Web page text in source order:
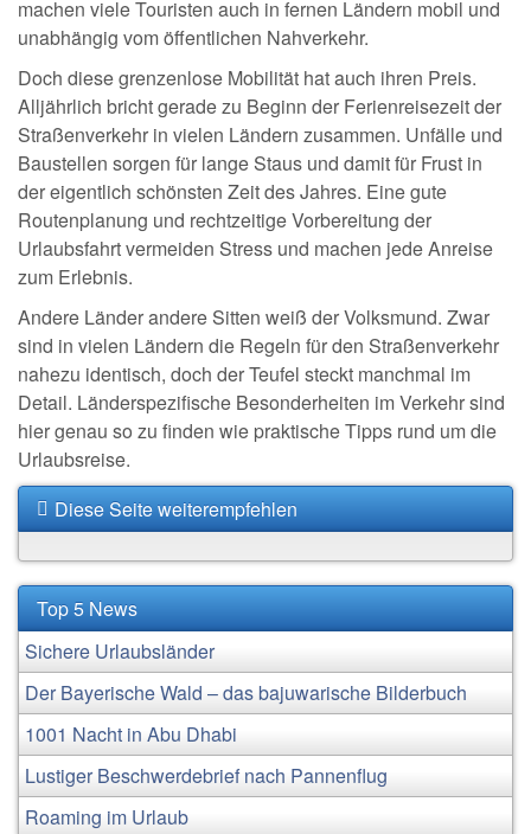
machen viele Touristen auch in fernen Ländern mobil und
unabhängig vom öffentlichen Nahverkehr.
Doch diese grenzenlose Mobilität hat auch ihren Preis.
Alljährlich bricht gerade zu Beginn der Ferienreisezeit der
Straßenverkehr in vielen Ländern zusammen. Unfälle und
Baustellen sorgen für lange Staus und damit für Frust in
der eigentlich schönsten Zeit des Jahres. Eine gute
Routenplanung und rechtzeitige Vorbereitung der
Urlaubsfahrt vermeiden Stress und machen jede Anreise
zum Erlebnis.
Andere Länder andere Sitten weiß der Volksmund. Zwar
sind in vielen Ländern die Regeln für den Straßenverkehr
nahezu identisch, doch der Teufel steckt manchmal im
Detail. Länderspezifische Besonderheiten im Verkehr sind
hier genau so zu finden wie praktische Tipps rund um die
Urlaubsreise.
Diese Seite weiterempfehlen
Top 5 News
Sichere Urlaubsländer
Der Bayerische Wald – das bajuwarische Bilderbuch
1001 Nacht in Abu Dhabi
Lustiger Beschwerdebrief nach Pannenflug
Roaming im Urlaub